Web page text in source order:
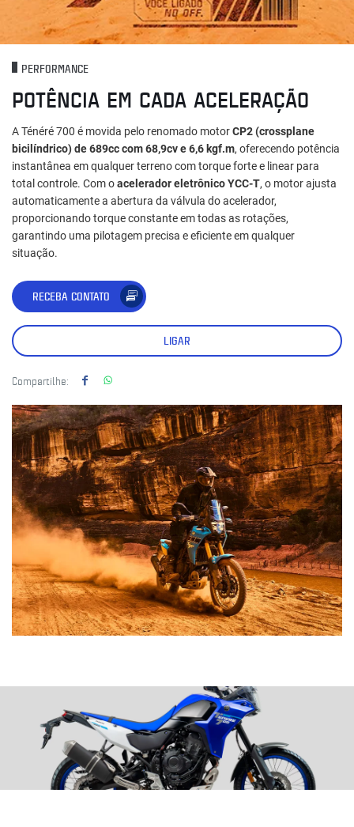
PERFORMANCE
POTÊNCIA EM CADA ACELERAÇÃO
A Ténéré 700 é movida pelo renomado motorCP2 (crossplane
bicilíndrico) de 689cc com 68,9cv e 6,6 kgf.m, oferecendo potência
instantânea em qualquer terreno com torque forte e linear para
total controle. Com oacelerador eletrônico YCC-T, o motor ajusta
automaticamente a abertura da válvula do acelerador,
proporcionando torque constante em todas as rotações,
garantindo uma pilotagem precisa e eficiente em qualquer
situação.
RECEBA CONTATO
LIGAR
Compartilhe: